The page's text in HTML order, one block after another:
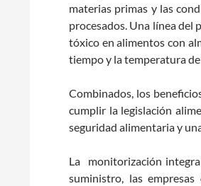
materias primas y las
procesados. Una línea del
tóxico en alimentos con
tiempo y la temperatura
Combinados, los
cumplir la legislación
seguridad alimentaria y
La monitorización
suministro, las